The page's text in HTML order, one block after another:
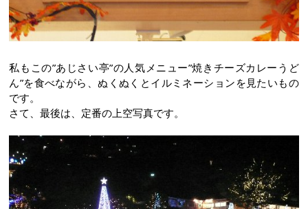
私もこの”あじさい亭”の人気メニュー”焼きチーズカレーうど
ん”を食べながら、ぬくぬくとイルミネーションを見たいもの
です。
さて、最後は、定番の上空写真です。